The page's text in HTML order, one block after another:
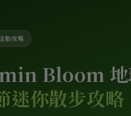
動攻略
Bloom
迷你散步攻略